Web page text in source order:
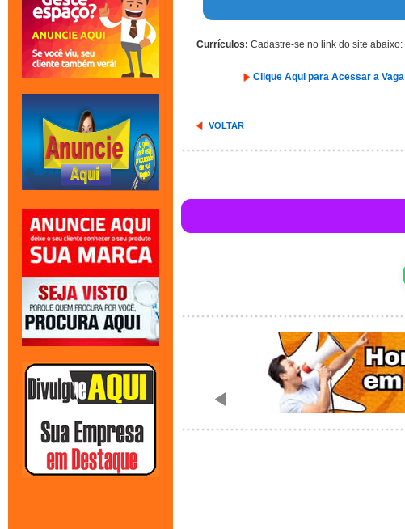
Currículos: Cadastre-se no link do site abaixo:
Clique Aqui para Acessar a
VOLTAR